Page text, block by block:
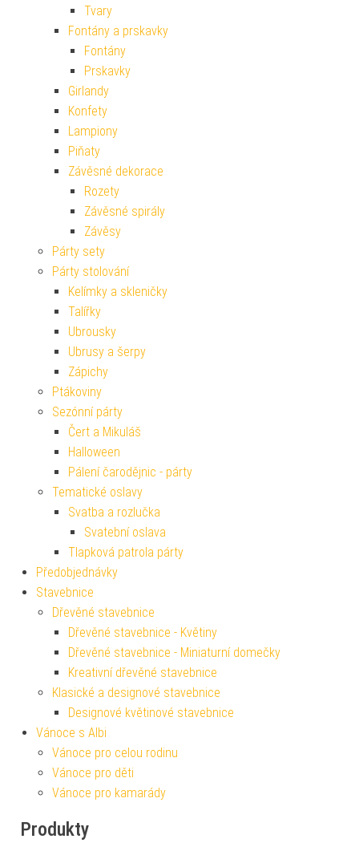
Tvary
Fontány a prskavky
Fontány
Prskavky
Girlandy
Konfety
Lampiony
Piňaty
Závěsné dekorace
Rozety
Závěsné spirály
Závěsy
Párty sety
Párty stolování
Kelímky a skleničky
Talířky
Ubrousky
Ubrusy a šerpy
Zápichy
Ptákoviny
Sezónní párty
Čert a Mikuláš
Halloween
Pálení čarodějnic - párty
Tematické oslavy
Svatba a rozlučka
Svatební oslava
Tlapková patrola párty
Předobjednávky
Stavebnice
Dřevěné stavebnice
Dřevěné stavebnice - Květiny
Dřevěné stavebnice - Miniaturní domečky
Kreativní dřevěné stavebnice
Klasické a designové stavebnice
Designové květinové stavebnice
Vánoce s Albi
Vánoce pro celou rodinu
Vánoce pro děti
Vánoce pro kamarády
Produkty